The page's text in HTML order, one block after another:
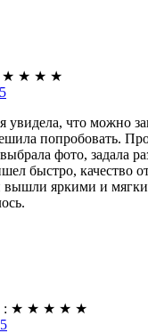
★ ★ ★ ★
увидела, что можно
попробовать.
фото, задала
быстро, качество
яркими и
: ★ ★ ★ ★ ★